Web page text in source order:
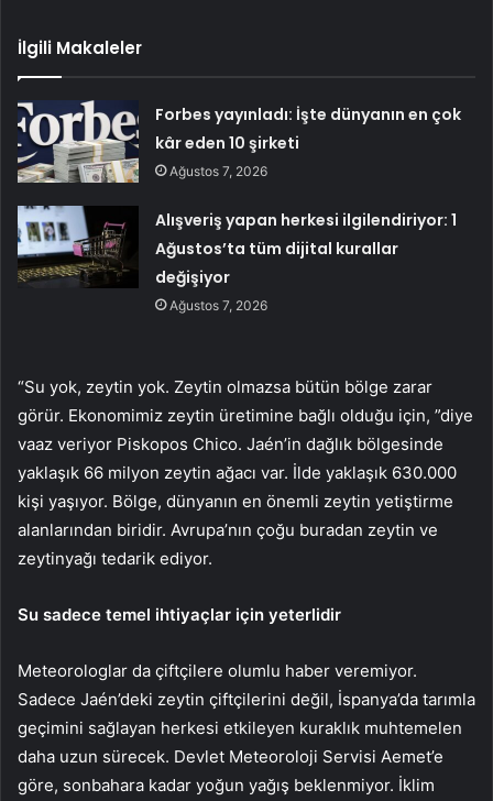
İlgili Makaleler
Forbes yayınladı: İşte dünyanın en çok
kâr eden 10 şirketi
Ağustos 7, 2026
Alışveriş yapan herkesi ilgilendiriyor: 1
Ağustos’ta tüm dijital kurallar
değişiyor
Ağustos 7, 2026
“Su yok, zeytin yok. Zeytin olmazsa bütün bölge zarar
görür. Ekonomimiz zeytin üretimine bağlı olduğu için, ”diye
vaaz veriyor Piskopos Chico. Jaén’in dağlık bölgesinde
yaklaşık 66 milyon zeytin ağacı var. İlde yaklaşık 630.000
kişi yaşıyor. Bölge, dünyanın en önemli zeytin yetiştirme
alanlarından biridir. Avrupa’nın çoğu buradan zeytin ve
zeytinyağı tedarik ediyor.
Su sadece temel ihtiyaçlar için yeterlidir
Meteorologlar da çiftçilere olumlu haber veremiyor.
Sadece Jaén’deki zeytin çiftçilerini değil, İspanya’da tarımla
geçimini sağlayan herkesi etkileyen kuraklık muhtemelen
daha uzun sürecek. Devlet Meteoroloji Servisi Aemet’e
göre, sonbahara kadar yoğun yağış beklenmiyor. İklim